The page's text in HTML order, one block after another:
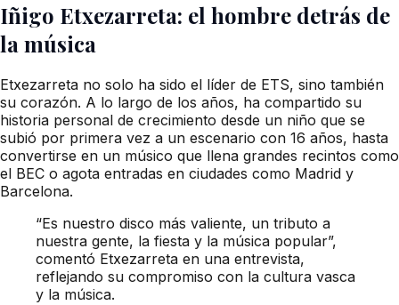
Iñigo Etxezarreta: el hombre detrás de
la música
Etxezarreta no solo ha sido el líder de ETS, sino también
su corazón. A lo largo de los años, ha compartido su
historia personal de crecimiento desde un niño que se
subió por primera vez a un escenario con 16 años, hasta
convertirse en un músico que llena grandes recintos como
el BEC o agota entradas en ciudades como Madrid y
Barcelona.
“Es nuestro disco más valiente, un tributo a
nuestra gente, la fiesta y la música popular”,
comentó Etxezarreta en una entrevista,
reflejando su compromiso con la cultura vasca
y la música.